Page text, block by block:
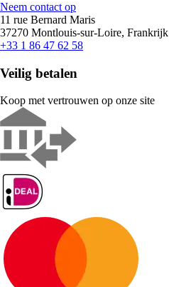
Neem contact op
11 rue Bernard Maris
37270 Montlouis-sur-Loire, Frankrijk
+33 1 86 47 62 58
Veilig betalen
Koop met vertrouwen op onze site